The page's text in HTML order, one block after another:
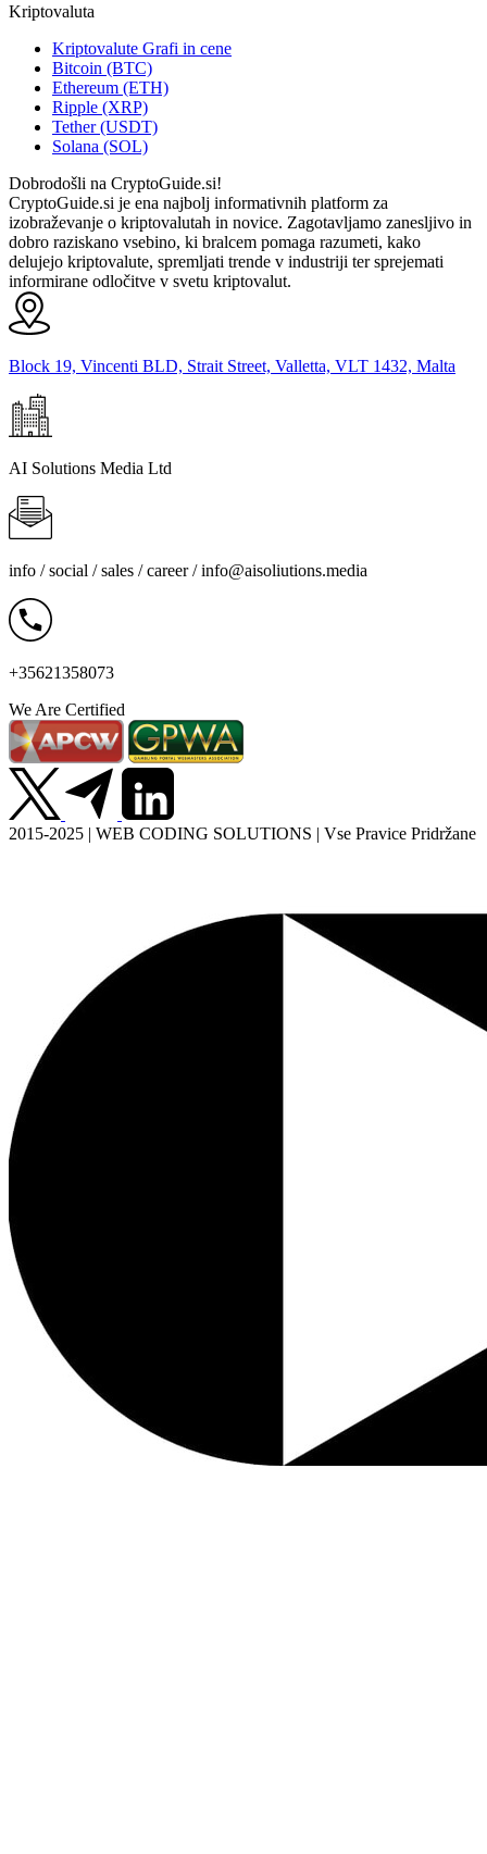
Kriptovaluta
Kriptovalute Grafi in cene
Bitcoin (BTC)
Ethereum (ETH)
Ripple (XRP)
Tether (USDT)
Solana (SOL)
Dobrodošli na CryptoGuide.si!
CryptoGuide.si je ena najbolj informativnih platform za
izobraževanje o kriptovalutah in novice. Zagotavljamo zanesljivo in
dobro raziskano vsebino, ki bralcem pomaga razumeti, kako
delujejo kriptovalute, spremljati trende v industriji ter sprejemati
informirane odločitve v svetu kriptovalut.
Block 19, Vincenti BLD, Strait Street, Valletta, VLT 1432, Malta
AI Solutions Media Ltd
info / social / sales / career /info@aisoliutions.media
+35621358073
We Are Certified
2015-2025 | WEB CODING SOLUTIONS | Vse Pravice Pridržane